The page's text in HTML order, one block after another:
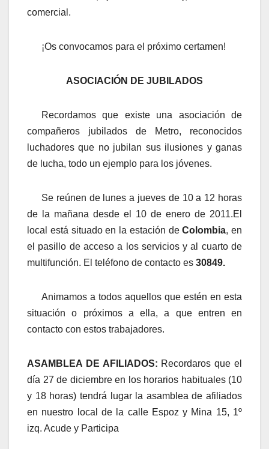
comercial.
¡Os convocamos para el próximo certamen!
ASOCIACIÓN DE JUBILADOS
Recordamos que existe una asociación de
compañeros jubilados de Metro, reconocidos
luchadores que no jubilan sus ilusiones y ganas
de lucha, todo un ejemplo para los jóvenes.
Se reúnen de lunes a jueves de 10 a 12 horas
de la mañana desde el 10 de enero de 2011.El
local está situado en la estación deColombia, en
el pasillo de acceso a los servicios y al cuarto de
multifunción. El teléfono de contacto es 30849.
Animamos a todos aquellos que estén en esta
situación o próximos a ella, a que entren en
contacto con estos trabajadores.
ASAMBLEA DE AFILIADOS: Recordaros que el
día 27 de diciembre en los horarios habituales (10
y 18 horas) tendrá lugar la asamblea de afiliados
en nuestro local de la calle Espoz y Mina 15, 1º
izq. Acude y Participa